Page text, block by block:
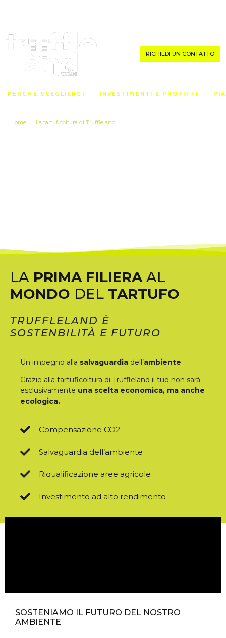
RICHIEDI UN CONTATTO
PERCHÉ SCEGLIERCI INVESTIMENTI E PROFITTI
Home La tartuficoltura di Truffleland
LA PRIMA FILIERA AL
MONDO DEL TARTUFO
TRUFFLELAND È
SOSTENBILITÀ E FUTURO
Un impegno alla salvaguardia dell’ambiente.
Grazie alla tartuficoltura di Truffleland il tuo non sarà
esclusivamente una scelta economica, ma anche
ecologica.
Compensazione CO2
Salvaguardia dell’ambiente
Riqualificazione aree agricole
Investimento ad alto rendimento
SOSTENIAMO IL FUTURO DEL NOSTRO
AMBIENTE